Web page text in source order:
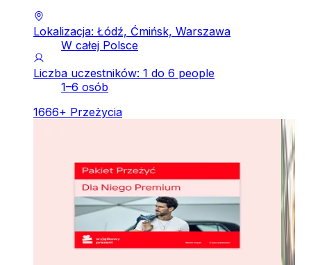
Lokalizacja: Łódź, Ćmińsk, Warszawa
W całej Polsce
Liczba uczestników: 1 do 6 people
1–6 osób
1666+ Przeżycia